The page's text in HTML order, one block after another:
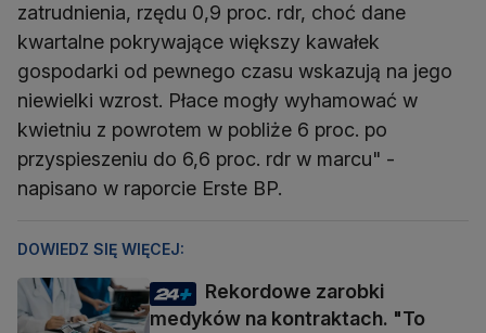
zatrudnienia, rzędu 0,9 proc. rdr, choć dane
kwartalne pokrywające większy kawałek
gospodarki od pewnego czasu wskazują na jego
niewielki wzrost. Płace mogły wyhamować w
kwietniu z powrotem w pobliże 6 proc. po
przyspieszeniu do 6,6 proc. rdr w marcu" -
napisano w raporcie Erste BP.
DOWIEDZ SIĘ WIĘCEJ:
Rekordowe zarobki
medyków na kontraktach. "To